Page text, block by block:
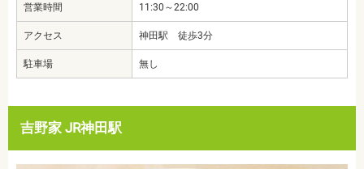
営業時間 11:30～22:00
アクセス 神田駅 徒歩3分
駐車場 無し
吉野家 JR神田駅